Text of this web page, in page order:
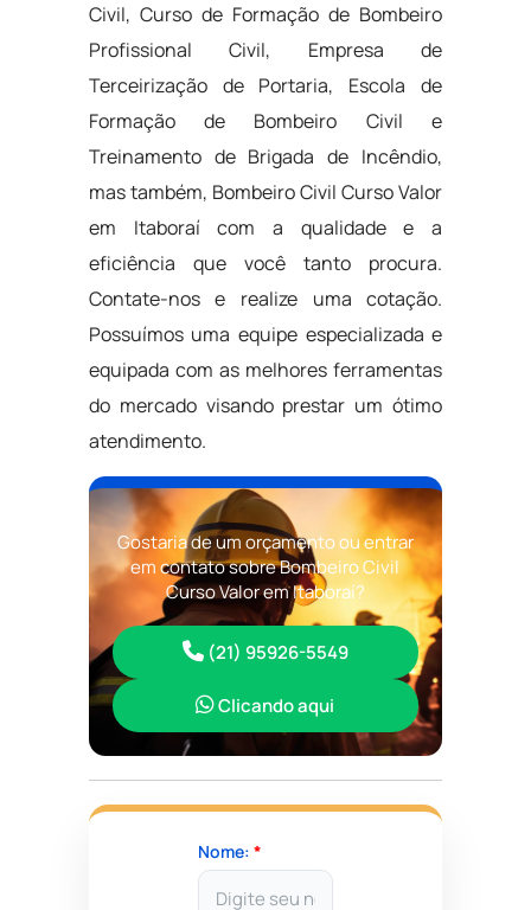
Civil, Curso de Formação de Bombeiro
Profissional Civil, Empresa de
Terceirização de Portaria, Escola de
Formação de Bombeiro Civil e
Treinamento de Brigada de Incêndio,
mas também, Bombeiro Civil Curso Valor
em Itaboraí com a qualidade e a
eficiência que você tanto procura.
Contate-nos e realize uma cotação.
Possuímos uma equipe especializada e
equipada com as melhores ferramentas
do mercado visando prestar um ótimo
atendimento.
Gostaria de um orçamento ou entrar
em contato sobre Bombeiro Civil
Curso Valor em Itaboraí?
(21) 95926-5549
Clicando aqui
Nome: *